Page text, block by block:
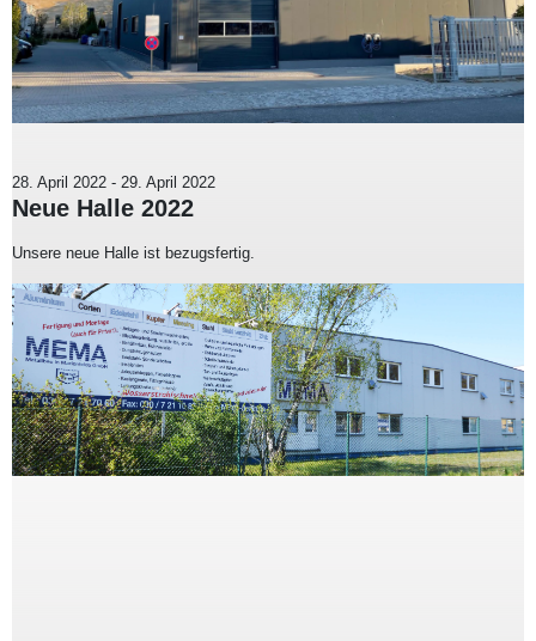
28. April 2022 - 29. April 2022
Neue Halle 2022
Unsere neue Halle ist bezugsfertig.